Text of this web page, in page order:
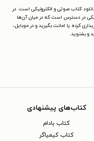
کتاب صوتی و الکترونیکی است. در
در دسترس است که در میان آن‌ها
کرده یا امانت بگیرید و در موبایل،
و بشنوید.
کتاب‌های پیشنهادی
کتاب بادام
کتاب کیمیاگر